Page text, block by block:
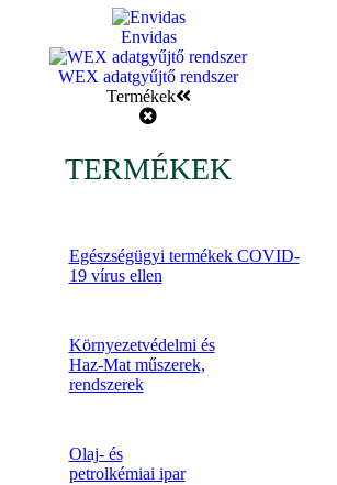
Envidas
WEX adatgyűjtő rendszer
Termékek
TERMÉKEK
Egészségügyi termékek COVID-
19 vírus ellen
Környezetvédelmi és
Haz-Mat műszerek,
rendszerek
Olaj- és
petrolkémiai ipar